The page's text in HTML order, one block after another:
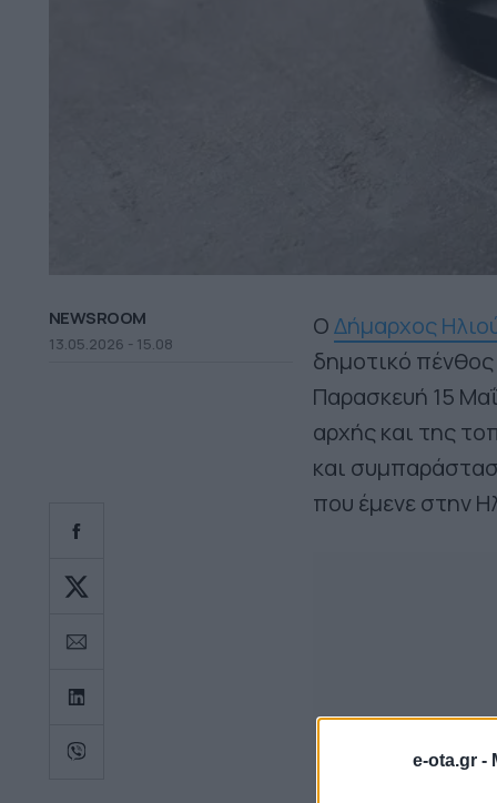
e-ota.gr -
NEWSROOM
13.05.2026 - 15.08
ΟΔήμαρχος
δημοτικό
Παρασκευή 15
αρχής και της
και
που έμενε στην